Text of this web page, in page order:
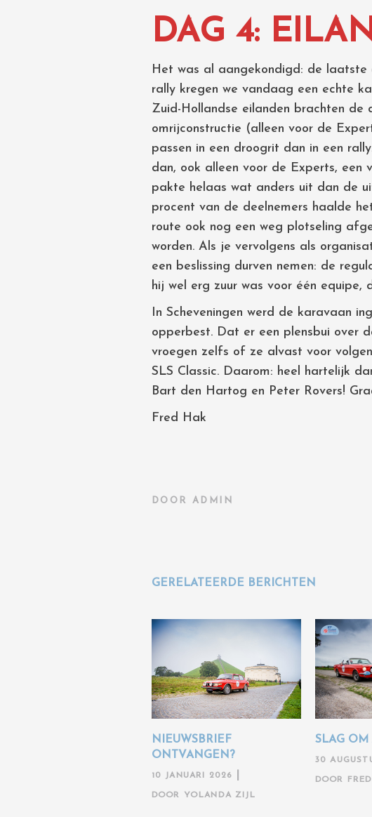
DAG 4:
Het was al aangekondigd: de laatste
rally kregen we vandaag een echte
Zuid-Hollandse eilanden brachten de
omrijconstructie (alleen voor de
passen in een droogrit dan in een
dan, ook alleen voor de Experts, een
pakte helaas wat anders uit dan de
procent van de deelnemers haalde
route ook nog een weg plotseling
worden. Als je vervolgens als
een beslissing durven nemen: de
hij wel erg zuur was voor één equipe,
In Scheveningen werd de karavaan
opperbest. Dat er een plensbui over
vroegen zelfs of ze alvast voor
SLS Classic. Daarom: heel hartelijk
Bart den Hartog en Peter Rovers!
Fred Hak
DOOR ADMIN
GERELATEERDE BERICHTEN
NIEUWSBRIEF
ONTVANGEN?
10 JANUARI 2026
DOOR YOLANDA ZIJL
SLAG
30
DOOR